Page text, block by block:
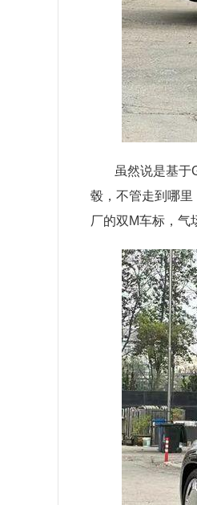
虽然说是基于
毂，不管走到哪
厂的双M车标，气